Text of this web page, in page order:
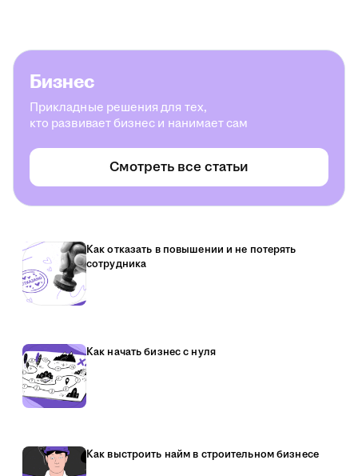
Бизнес
Прикладные решения для тех,
кто развивает бизнес и нанимает сам
Смотреть все статьи
Как отказать в повышении и не потерять
сотрудника
Как начать бизнес с нуля
Как выстроить найм в строительном бизнесе